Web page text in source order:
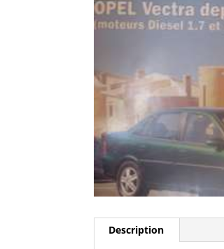
Description